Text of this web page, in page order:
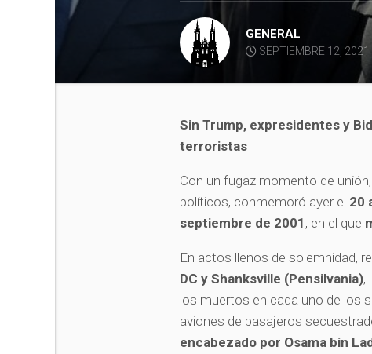
GENERAL
SEPTIEMBRE 12, 2021
Sin Trump, expresidentes y
terroristas
Con un fugaz momento de unión,
políticos, conmemoró ayer el 20
septiembre de 2001 , en el que
En actos llenos de solemnidad,
DC y Shanksville (Pensilvania),
los muertos en cada uno de los
aviones de pasajeros
encabezado por Osama bin